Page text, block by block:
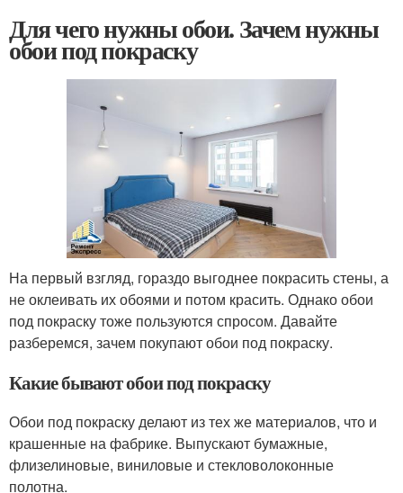
Для чего нужны обои. Зачем нужны
обои под покраску
На первый взгляд, гораздо выгоднее покрасить стены, а
не оклеивать их обоями и потом красить. Однако обои
под покраску тоже пользуются спросом. Давайте
разберемся, зачем покупают обои под покраску.
Какие бывают обои под покраску
Обои под покраску делают из тех же материалов, что и
крашенные на фабрике. Выпускают бумажные,
флизелиновые, виниловые и стекловолоконные
полотна.